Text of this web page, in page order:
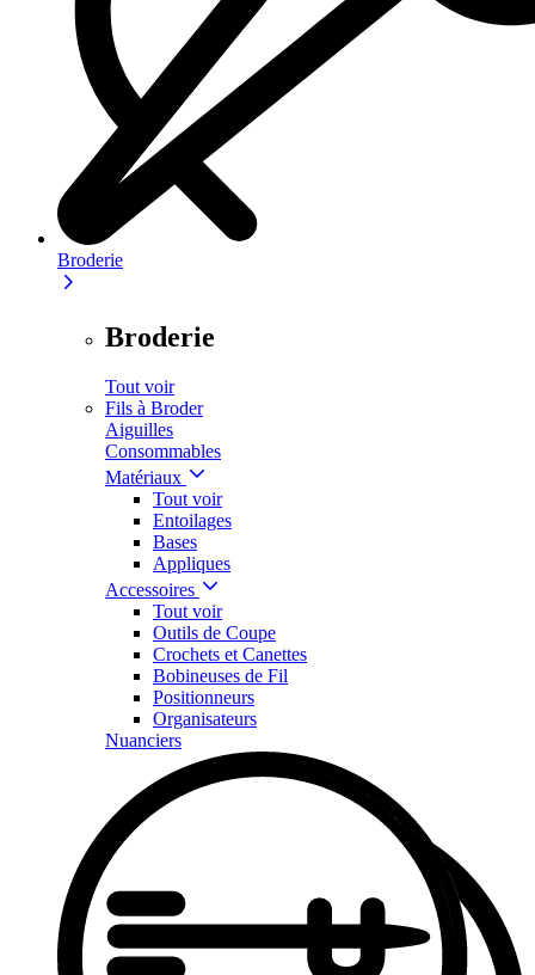
Broderie
Broderie
Tout voir
Fils à Broder
Aiguilles
Consommables
Matériaux
Tout voir
Entoilages
Bases
Appliques
Accessoires
Tout voir
Outils de Coupe
Crochets et Canettes
Bobineuses de Fil
Positionneurs
Organisateurs
Nuanciers